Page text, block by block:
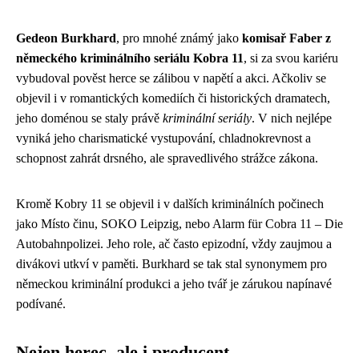
Gedeon Burkhard, pro mnohé známý jako komisař Faber z
německého kriminálního seriálu Kobra 11, si za svou kariéru
vybudoval pověst herce se zálibou v napětí a akci. Ačkoliv se
objevil i v romantických komediích či historických dramatech,
jeho doménou se staly právě kriminální seriály. V nich nejlépe
vyniká jeho charismatické vystupování, chladnokrevnost a
schopnost zahrát drsného, ale spravedlivého strážce zákona.
Kromě Kobry 11 se objevil i v dalších kriminálních počinech
jako Místo činu, SOKO Leipzig, nebo Alarm für Cobra 11 – Die
Autobahnpolizei. Jeho role, ač často epizodní, vždy zaujmou a
divákovi utkví v paměti. Burkhard se tak stal synonymem pro
německou kriminální produkci a jeho tvář je zárukou napínavé
podívané.